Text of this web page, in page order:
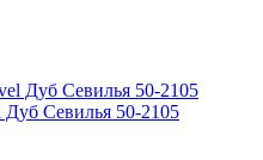
Севилья 50-2105